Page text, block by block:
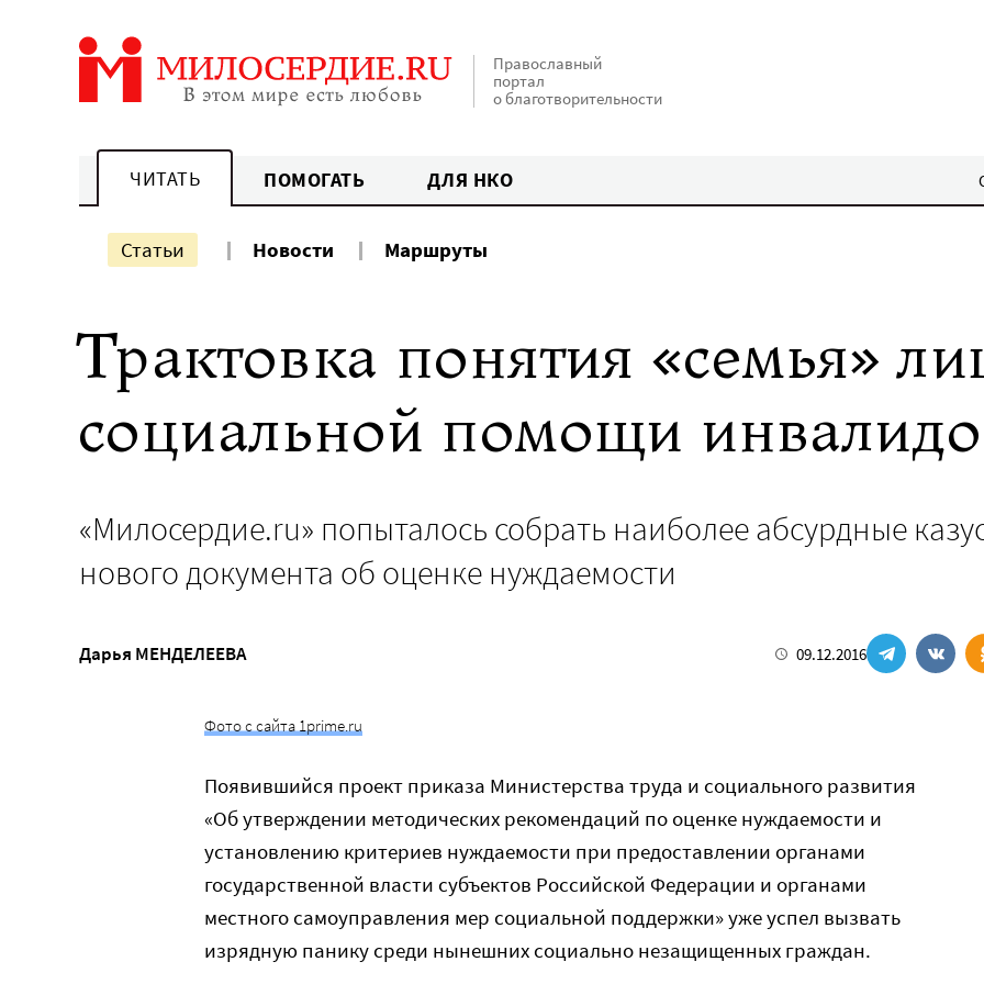
Православный
портал
о благотворительности
ЧИТАТЬ ПОМОГАТЬ ДЛЯ НКО
Статьи Новости Маршруты
Трактовка понятия «семья»
социальной помощи
«Милосердие.ru» попыталось собрать наиболее абсурдные
нового документа об оценке нуждаемости
Дарья МЕНДЕЛЕЕВА 09.12.2016
Фото с сайта 1prime.ru
Появившийся проект приказа Министерства труда и социального развития
«Об утверждении методических рекомендаций по оценке нуждаемости и
установлению критериев нуждаемости при предоставлении органами
государственной власти субъектов Российской Федерации и органами
местного самоуправления мер социальной поддержки» уже успел вызвать
изрядную панику среди нынешних социально незащищенных граждан.